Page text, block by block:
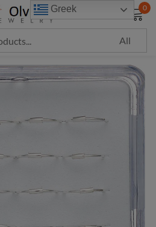
0
Greek
Sign in
modal-check